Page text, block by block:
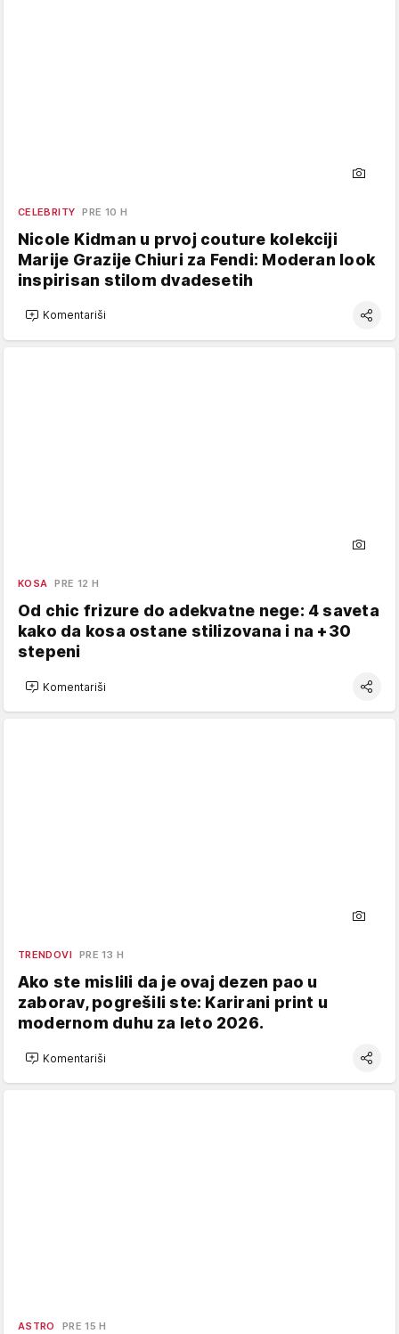
CELEBRITY PRE 10 H
Nicole Kidman u prvoj couture kolekciji
Marije Grazije Chiuri za Fendi: Moderan look
inspirisan stilom dvadesetih
Komentariši
KOSA PRE 12 H
Od chic frizure do adekvatne nege: 4 saveta
kako da kosa ostane stilizovana i na +30
stepeni
Komentariši
TRENDOVI PRE 13 H
Ako ste mislili da je ovaj dezen pao u
zaborav, pogrešili ste: Karirani print u
modernom duhu za leto 2026.
Komentariši
ASTRO PRE 15 H